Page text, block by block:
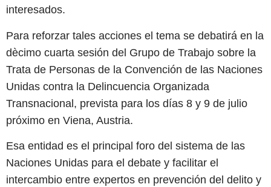
interesados.
Para reforzar tales acciones el tema se debatirá en la
dècimo cuarta sesión del Grupo de Trabajo sobre la
Trata de Personas de la Convención de las Naciones
Unidas contra la Delincuencia Organizada
Transnacional, prevista para los días 8 y 9 de julio
próximo en Viena, Austria.
Esa entidad es el principal foro del sistema de las
Naciones Unidas para el debate y facilitar el
intercambio entre expertos en prevención del delito y